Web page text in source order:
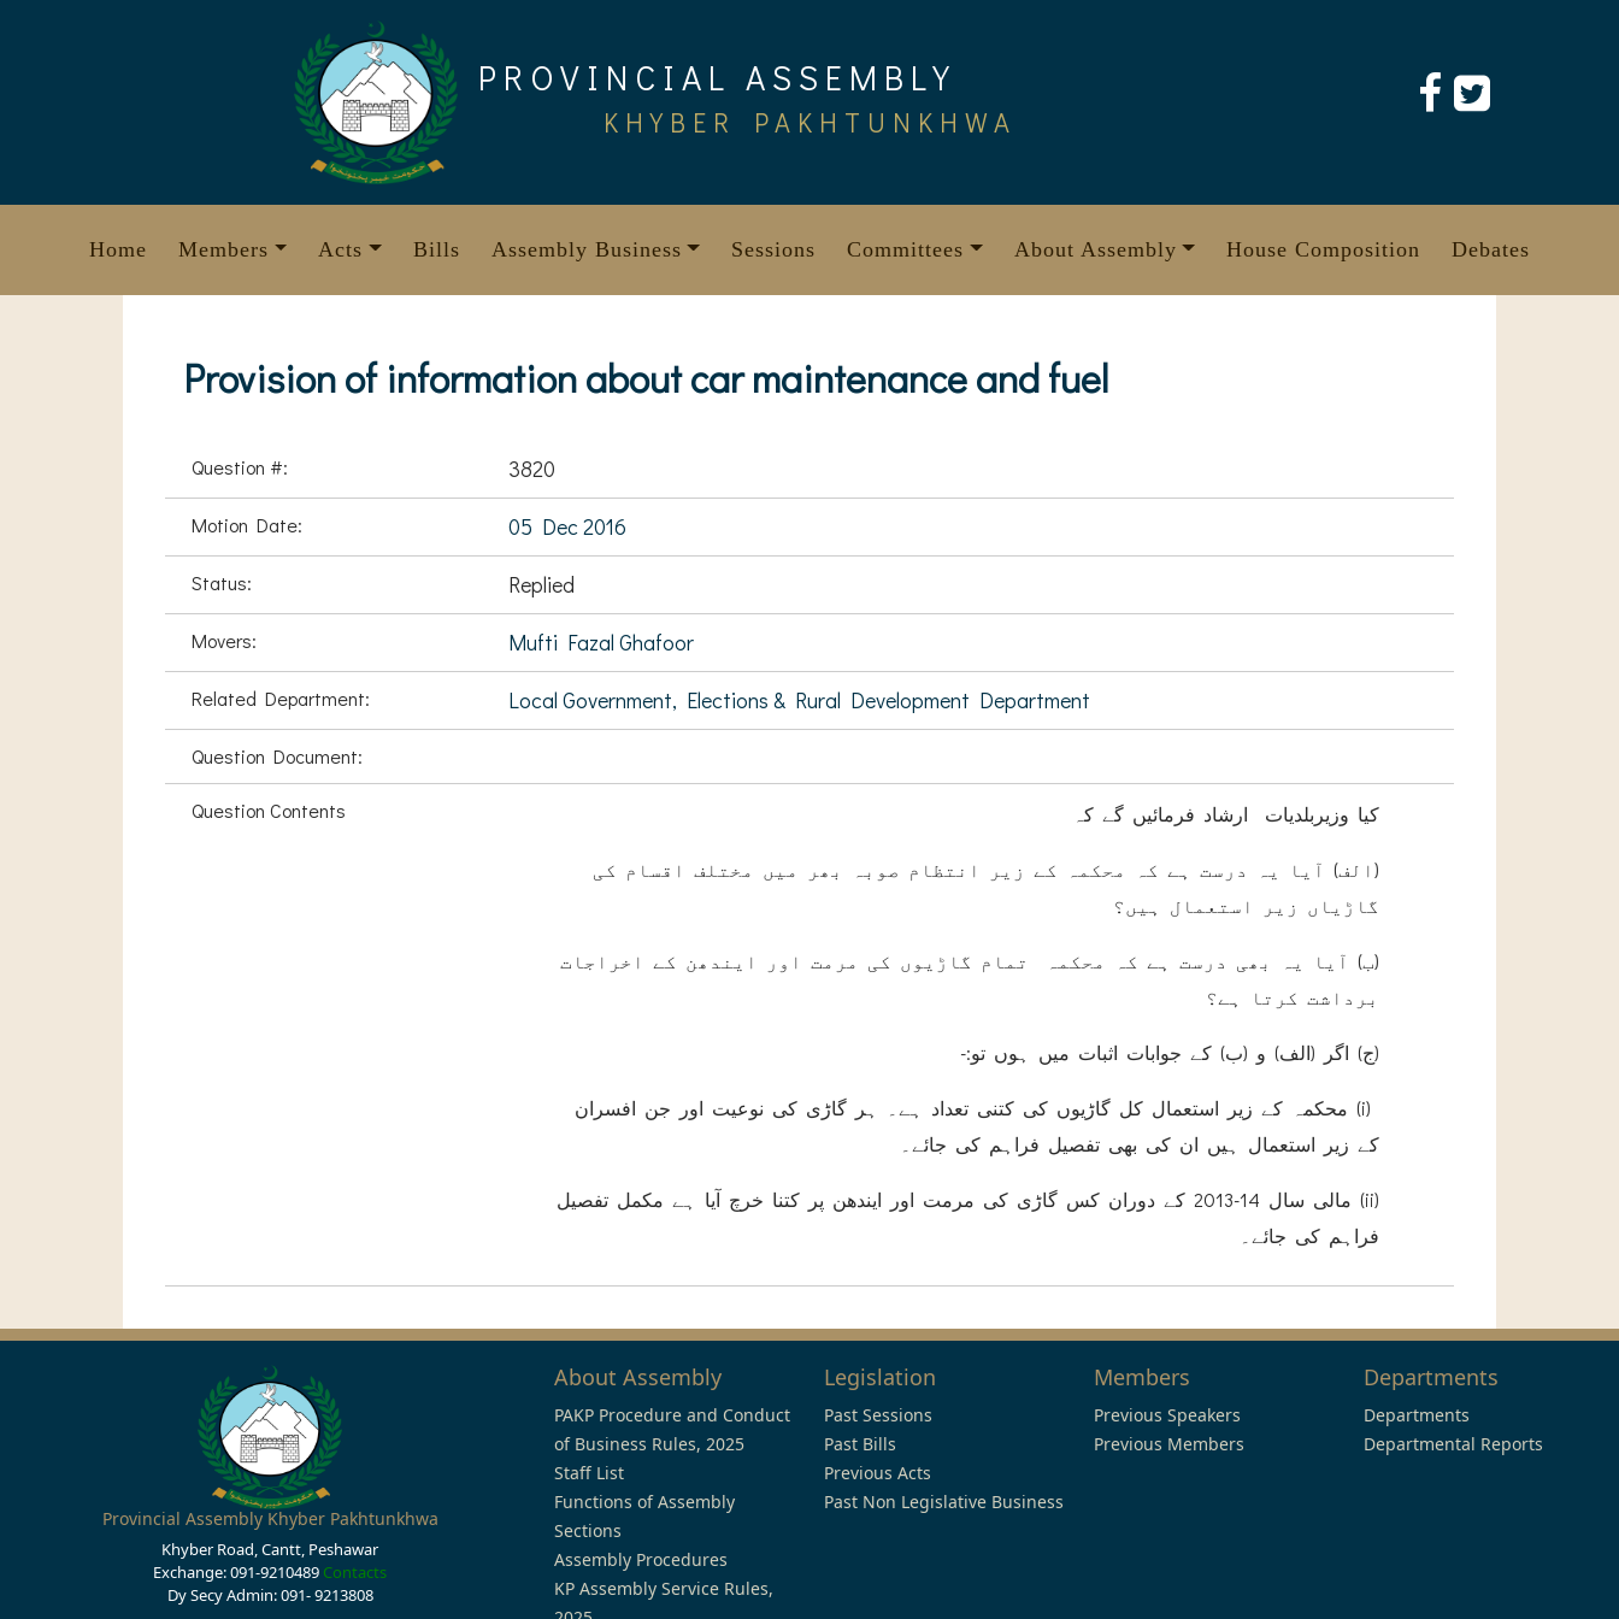
PROVINCIAL ASSEMBLY
KHYBER PAKHTUNKHWA
Home Members Acts Bills Assembly Business Sessions Committees About Assembly House Composition Debates
Provision of information about car maintenance and fuel
Question #: 3820
Motion Date: 05 Dec 2016
Status: Replied
Movers: Mufti Fazal Ghafoor
Related Department: Local Government, Elections & Rural Development Department
Question Document:
Question Contents کیا وزیربلدیات ارشاد فرمائیں گے کہ
(الف) آیا یہ درست ہے کہ محکمہ کے زیر انتظام صوبہ بھر میں مختلف اقسام کی
گاڑیاں زیر استعمال ہیں؟
(ب) آیا یہ بھی درست ہے کہ محکمہ تمام گاڑیوں کی مرمت اور ایندھن کے اخراجات
برداشت کرتا ہے؟
(ج) اگر (الف) و (ب) کے جوابات اثبات میں ہوں تو:-
(i) محکمہ کے زیر استعمال کل گاڑیوں کی کتنی تعداد ہے۔ ہر گاڑی کی نوعیت اور جن افسران
کے زیر استعمال ہیں ان کی بھی تفصیل فراہم کی جائے۔
(ii) مالی سال 14-2013 کے دوران کس گاڑی کی مرمت اور ایندھن پر کتنا خرچ آیا ہے مکمل تفصیل
فراہم کی جائے۔
Provincial Assembly Khyber Pakhtunkhwa
Khyber Road, Cantt, Peshawar
Exchange: 091-9210489 Contacts
Dy Secy Admin: 091- 9213808
About Assembly
PAKP Procedure and Conduct
of Business Rules, 2025
Staff List
Functions of Assembly
Sections
Assembly Procedures
KP Assembly Service Rules,
Legislation
Past Sessions
Past Bills
Previous Acts
Past Non Legislative Business
Members
Previous Speakers
Previous Members
Departments
Departments
Departmental Reports